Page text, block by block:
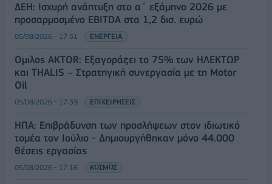
ΔΕΗ: Ισχυρή ανάπτυξη στο α΄ εξάμηνο 2026 με
προσαρμοσμένο EBITDA στα 1,2 δισ. ευρώ
05/08/2026 - 17:51 ΕΝΕΡΓΕΙΑ
Όμιλος AKTOR: Εξαγοράζει το 75% των ΗΛΕΚΤΩΡ
και THALIS – Στρατηγική συνεργασία με τη Motor
Oil
05/08/2026 - 17:39 ΕΠΙΧΕΙΡΗΣΕΙΣ
ΗΠΑ: Επιβράδυνση των προσλήψεων στον ιδιωτικό
τομέα τον Ιούλιο - Δημιουργήθηκαν μόνο 44.000
θέσεις εργασίας
05/08/2026 - 17:16 ΚΟΣΜΟΣ